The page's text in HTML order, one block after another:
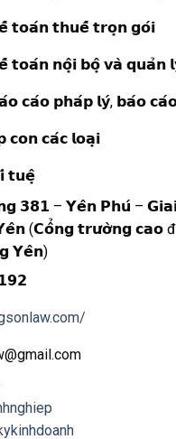
𝘁𝗼𝗮́𝗻 𝘁𝗵𝘂𝗲̂́ 𝘁𝗿𝗼̣𝗻 𝗴𝗼́𝗶
𝘁𝗼𝗮́𝗻 𝗻𝗼̣̂𝗶 𝗯𝗼̣̂ 𝘃𝗮̀ 𝗾𝘂𝗮̉𝗻
𝗰𝗮́𝗼 𝗽𝗵𝗮́𝗽 𝗹𝘆́, 𝗯𝗮́𝗼
𝗰𝗼𝗻 𝗰𝗮́𝗰 𝗹𝗼𝗮̣𝗶
𝘁𝘂𝗲̣̂
𝟯𝟴𝟭 – 𝗬𝗲̂𝗻 𝗣𝗵𝘂́ –
(𝗖𝗼̂̉𝗻𝗴 𝘁𝗿𝘂̛𝗼̛̀𝗻𝗴 𝗰𝗮𝗼
𝗬𝗲̂𝗻)